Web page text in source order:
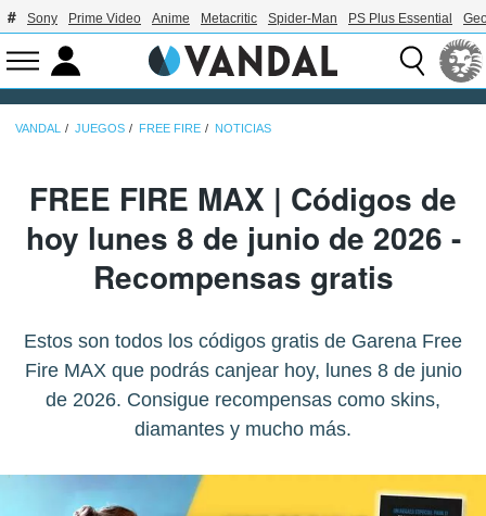
Sony Prime Video Anime Metacritic Spider-Man PS Plus Essential
VANDAL JUEGOS FREE FIRE NOTICIAS
FREE FIRE MAX | Códigos de
hoy lunes 8 de junio de 2026 -
Recompensas gratis
Estos son todos los códigos gratis de Garena Free
Fire MAX que podrás canjear hoy, lunes 8 de junio
de 2026. Consigue recompensas como skins,
diamantes y mucho más.